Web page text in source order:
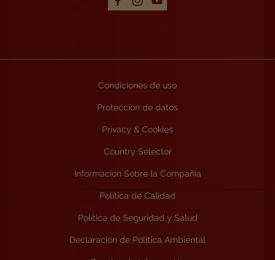
Condiciones de uso
Protección de datos
Privacy & Cookies
Country Selector
Información Sobre la Compañía
Política de Calidad
Política de Seguridad y Salud
Declaración de Política Ambiental